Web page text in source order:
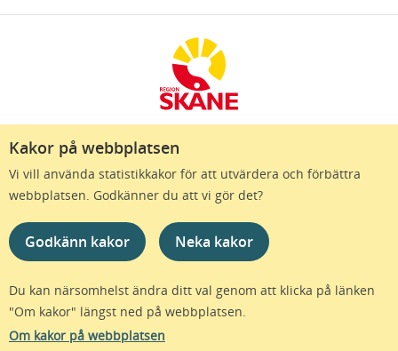
Kakor på webbplatsen
Vi vill använda statistikkakor för att utvärdera och förbättra
webbplatsen. Godkänner du att vi gör det?
Godkänn kakor Neka kakor
Du kan närsomhelst ändra ditt val genom att klicka på länken
"Om kakor" längst ned på webbplatsen.
Om kakor på webbplatsen
Region Skåne finns till för att alla som bor i Skåne
ska må bra och känna framtidstro. Genom
gränslösa samarbeten och omtanke skapas de
bästa förutsättningar för ett hälsosamt liv – inom
näringsliv, kollektivtrafik, kultur och hälso- och
sjukvård – i Skåne. Tillsammans gör vi livet mera
möjligt.
© Region Skåne - Alla rättigheter förbehållna - version 1.85.1